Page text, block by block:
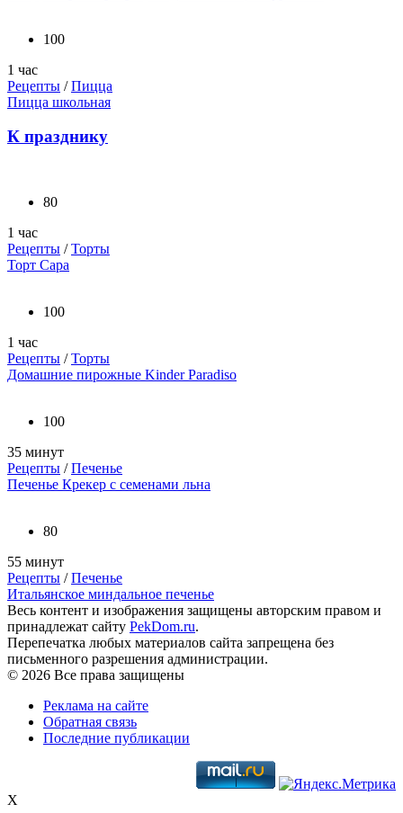
100
1 час
Рецепты /Пицца
Пицца школьная
К празднику
80
1 час
Рецепты /Торты
Торт Сара
100
1 час
Рецепты /Торты
Домашние пирожные Kinder Paradiso
100
35 минут
Рецепты /Печенье
Печенье Крекер с семенами льна
80
55 минут
Рецепты /Печенье
Итальянское миндальное печенье
Весь контент и изображения защищены авторским правом и
принадлежат сайту PekDom.ru.
Перепечатка любых материалов сайта запрещена без
письменного разрешения администрации.
© 2026 Все права защищены
Реклама на сайте
Обратная связь
Последние публикации
X